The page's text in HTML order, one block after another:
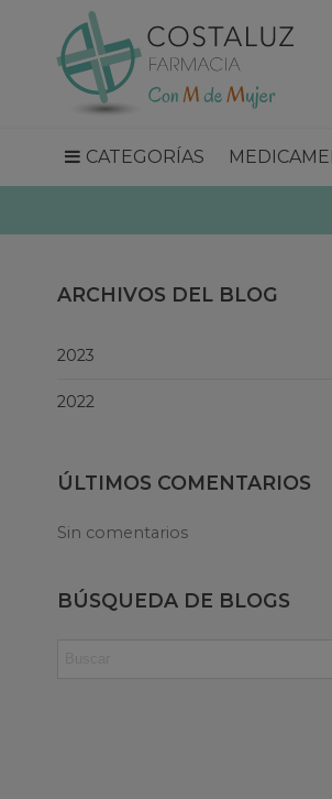
CATEGORÍAS
ARCHIVOS DEL BLOG
2023
2022
ÚLTIMOS COMENTARIOS
Sin comentarios
BÚSQUEDA DE BLOGS